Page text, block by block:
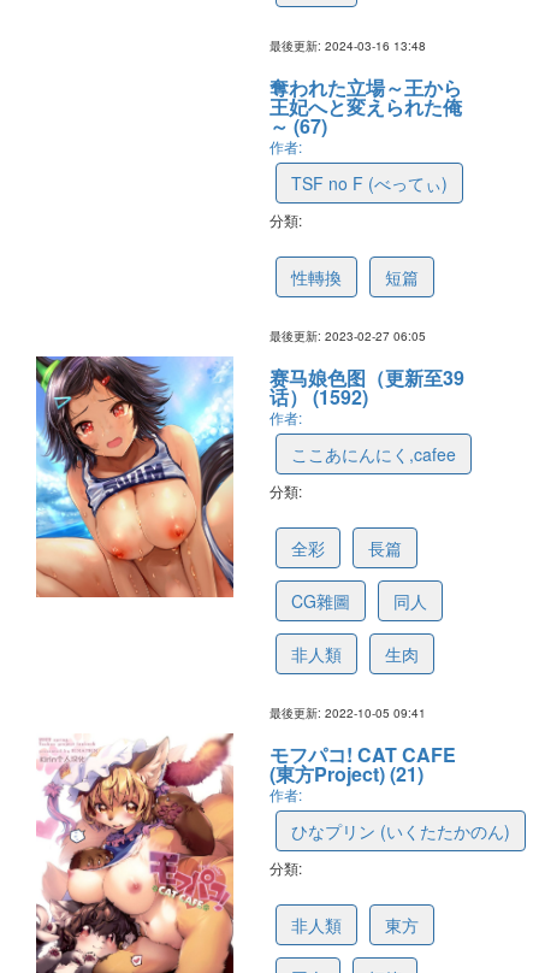
最後更新: 2024-03-16 13:48
奪われた立場～王から
王妃へと変えられた俺
～ (67)
作者:
TSF no F (べってぃ)
分類:
性轉換 短篇
最後更新: 2023-02-27 06:05
赛马娘色图（更新至39
话） (1592)
作者:
ここあにんにく,cafee
分類:
全彩 長篇
CG雜圖 同人
非人類 生肉
最後更新: 2022-10-05 09:41
モフパコ! CAT CAFE
(東方Project) (21)
作者:
ひなプリン (いくたたかのん)
分類:
非人類 東方